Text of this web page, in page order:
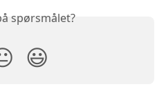
spørsmålet?
😃